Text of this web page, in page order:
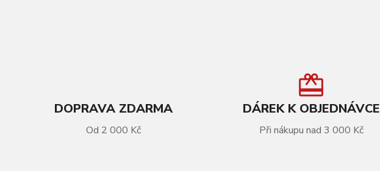
DOPRAVA ZDARMA
Od 2 000 Kč
DÁREK K OBJEDNÁVCE
Při nákupu nad 3 000 Kč